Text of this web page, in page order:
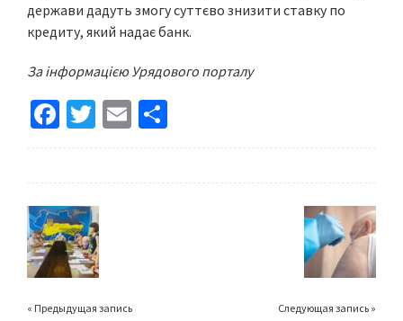
держави дадуть змогу суттєво знизити ставку по
кредиту, який надає банк.
За інформацією Урядового порталу
Fa
ce
o
o
k
T
wi
er
E
m h
« Предыдущая запись Следующая запись »